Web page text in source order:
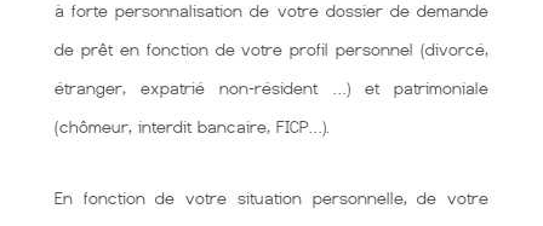
à forte personnalisation de votre dossier de demande
de prêt en fonction de votre profil personnel (divorcé,
étranger, expatrié non-résident …) et patrimoniale
(chômeur, interdit bancaire, FICP…).
En fonction de votre situation personnelle, de votre